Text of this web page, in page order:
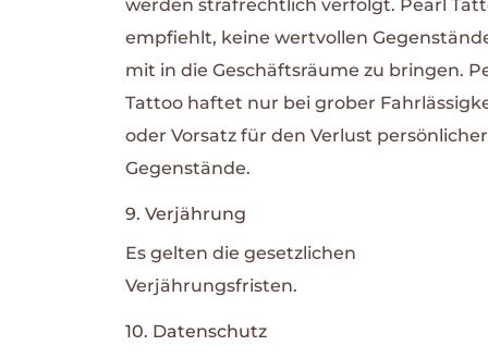
werden strafrechtlich verfolgt. Pearl
empfiehlt, keine wertvollen
mit in die Geschäftsräume zu bringen.
Tattoo haftet nur bei grober
oder Vorsatz für den Verlust persönlicher
Gegenstände.
9. Verjährung
Es gelten die gesetzlichen
Verjährungsfristen.
10. Datenschutz